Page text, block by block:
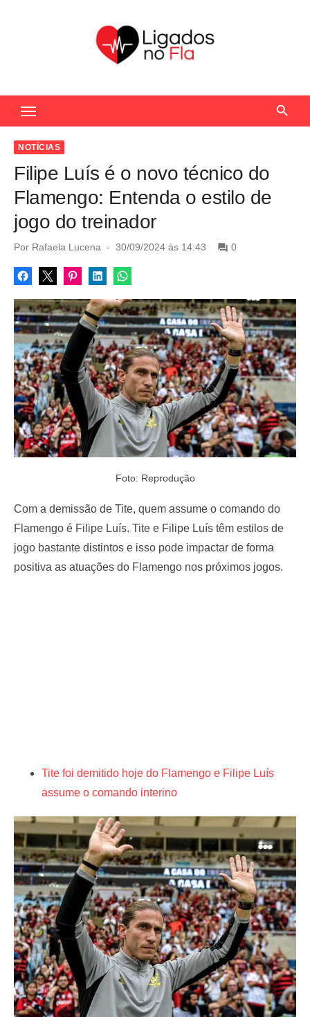
c
NOTÍCIAS
Filipe Luís é o novo técnico do
Flamengo: Entenda o estilo de
jogo do treinador
Por Rafaela Lucena
P
s
t
d
o
n
30/09/2024 às 14:43 0
Foto: Reprodução
Com a demissão de Tite, quem assume o comando do
Flamengo é Filipe Luís. Tite e Filipe Luís têm estilos de
jogo bastante distintos e isso pode impactar de forma
positiva as atuações do Flamengo nos próximos jogos.
Tite foi demitido hoje do Flamengo e Filipe Luís
assume o comando interino